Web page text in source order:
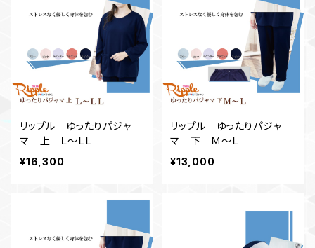
リップル ゆったりパジャ
マ 上 Ｌ～ＬＬ
¥16,300
リップル ゆったりパジャ
マ 下 Ｍ～Ｌ
¥13,000